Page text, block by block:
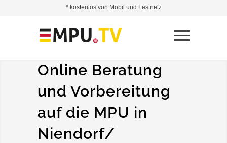
Online Beratung
und Vorbereitung
auf die MPU in
Niendorf/
* kostenlos von Mobil und Festnetz